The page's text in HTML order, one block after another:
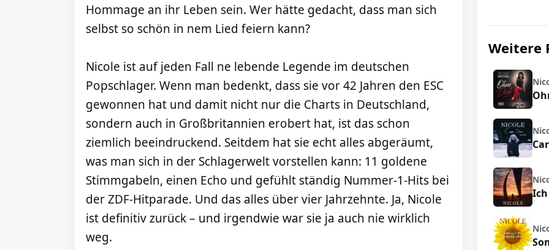
Hommage an ihr Leben sein. Wer hätte gedacht, dass man sich
selbst so schön in nem Lied feiern kann?
Nicole ist auf jeden Fall ne lebende Legende im deutschen
Popschlager. Wenn man bedenkt, dass sie vor 42 Jahren den ESC
gewonnen hat und damit nicht nur die Charts in Deutschland,
sondern auch in Großbritannien erobert hat, ist das schon
ziemlich beeindruckend. Seitdem hat sie echt alles abgeräumt,
was man sich in der Schlagerwelt vorstellen kann: 11 goldene
Stimmgabeln, einen Echo und gefühlt ständig Nummer-1-Hits bei
der ZDF-Hitparade. Und das alles über vier Jahrzehnte. Ja, Nicole
ist definitiv zurück – und irgendwie war sie ja auch nie wirklich
weg.
Weitere